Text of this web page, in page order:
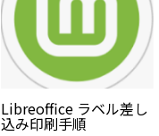
Libreoffice ラベル差し
込み印刷手順